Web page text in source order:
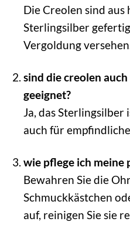
Die Creolen sind
Sterlingsilber
Vergoldung
sind die creolen
geeignet?
Ja, das
auch für
wie pflege ich meine
Bewahren Sie die
Schmuckkästchen
auf, reinigen Sie sie